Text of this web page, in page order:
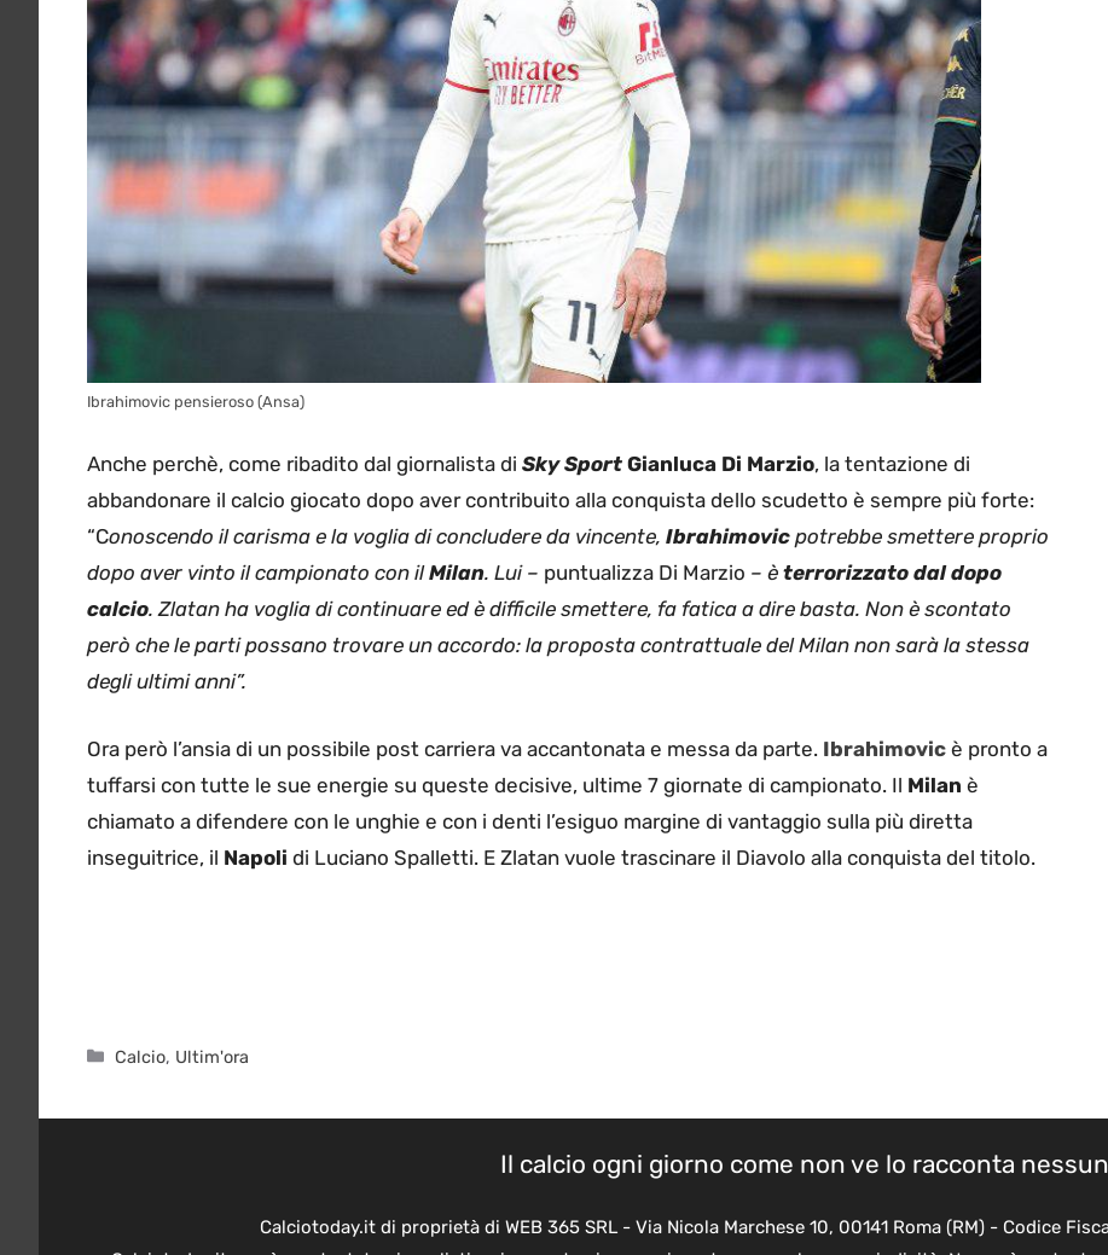
Ibrahimovic pensieroso (Ansa)
Anche perchè, come ribadito dal giornalista di Sky Sport Gianluca Di Marzio, la tentazione di
abbandonare il calcio giocato dopo aver contribuito alla conquista dello scudetto è sempre più forte:
“Conoscendo il carisma e la voglia di concludere da vincente, Ibrahimovic potrebbe smettere proprio
dopo aver vinto il campionato con ilMilan. Lui – puntualizza Di Marzio – è terrorizzato dal dopo
calcio. Zlatan ha voglia di continuare ed è difficile smettere, fa fatica a dire basta. Non è scontato
però che le parti possano trovare un accordo: la proposta contrattuale del Milan non sarà la stessa
degli ultimi anni”.
Ora però l’ansia di un possibile post carriera va accantonata e messa da parte. Ibrahimovic è pronto a
tuffarsi con tutte le sue energie su queste decisive, ultime 7 giornate di campionato. Il Milan è
chiamato a difendere con le unghie e con i denti l’esiguo margine di vantaggio sulla più diretta
inseguitrice, il Napoli di Luciano Spalletti. E Zlatan vuole trascinare il Diavolo alla conquista del titolo.
Categorie
Calcio, Ultim'ora
Il calcio ogni giorno come non ve lo racconta
Calciotoday.it di proprietà di WEB 365 SRL - Via Nicola Marchese 10, 00141 Roma (RM) - Codice